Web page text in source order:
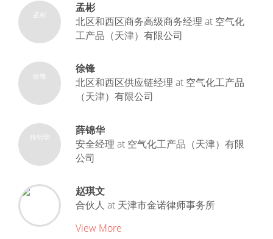
孟彬
孟彬
北区和西区商务高级商务经理 at 空气化
工产品（天津）有限公司
徐锋
徐锋
北区和西区供应链经理 at 空气化工产品
（天津）有限公司
薛锦华
薛锦华
安全经理 at 空气化工产品（天津）有限
公司
赵琪文
合伙人 at 天津市金诺律师事务所
View More